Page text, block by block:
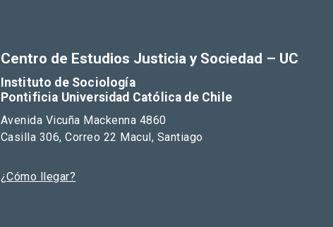
Centro de Estudios Justicia y Sociedad – UC
Instituto de Sociología
Pontificia Universidad Católica de Chile
Avenida Vicuña Mackenna 4860
Casilla 306, Correo 22 Macul, Santiago
¿Cómo llegar?